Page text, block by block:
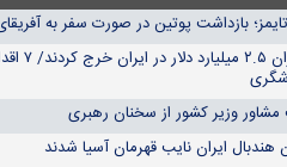
بازداشت پوتین در صورت سفر به
وزیر کشور از سخنان رهبری
هندبال ایران نایب قهرمان آسیا شدند